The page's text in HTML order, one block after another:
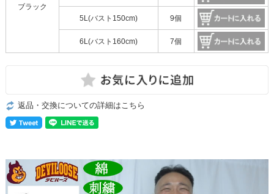
ブラック
5L(バスト150cm) 9個
6L(バスト160cm) 7個
返品・交換についての詳細はこちら